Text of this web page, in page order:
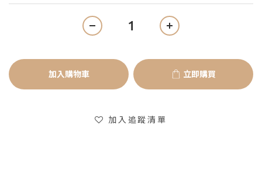
加入購物車 立即購買
加入追蹤清單